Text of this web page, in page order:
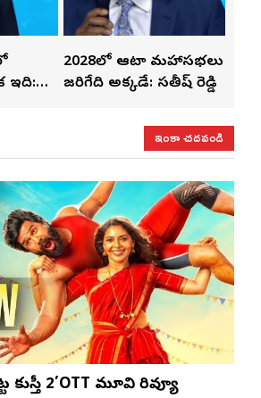
ఇది:
2028లో ఆటా మహాసభలు
జరిగేది అక్కడే: సతీష్ రెడ్డి
ఇంకా చదవండి
కుస్తీ 2’OTT మూవి రివ్యూ